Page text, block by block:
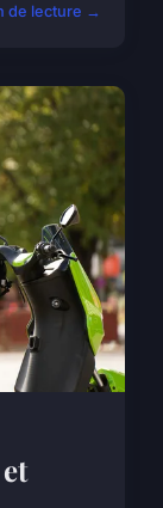
de lecture →